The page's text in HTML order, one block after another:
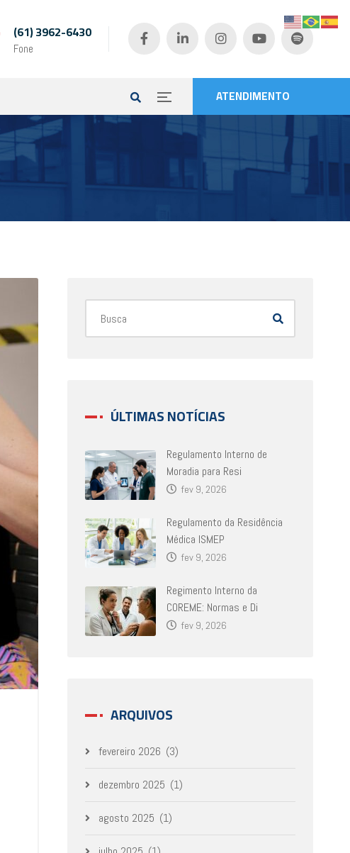
(61) 3962-6430
Fone
ATENDIMENTO
ÚLTIMAS NOTÍCIAS
Regulamento Interno de
Moradia para Resi
fev 9, 2026
Regulamento da Residência
Médica ISMEP
fev 9, 2026
Regimento Interno da
COREME: Normas e Di
fev 9, 2026
ARQUIVOS
fevereiro 2026 (3)
dezembro 2025 (1)
agosto 2025 (1)